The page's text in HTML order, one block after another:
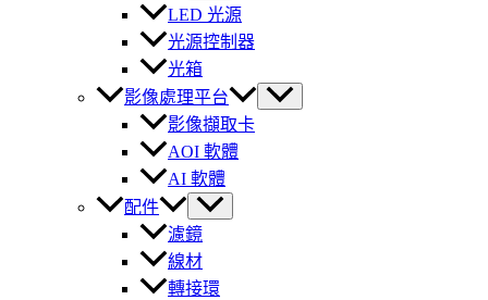
LED 光源
光源控制器
光箱
影像處理平台
影像擷取卡
AOI 軟體
AI 軟體
配件
濾鏡
線材
轉接環